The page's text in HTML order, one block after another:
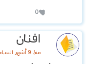
0
افنان
منذ 9 أشهر الساعة 02:11